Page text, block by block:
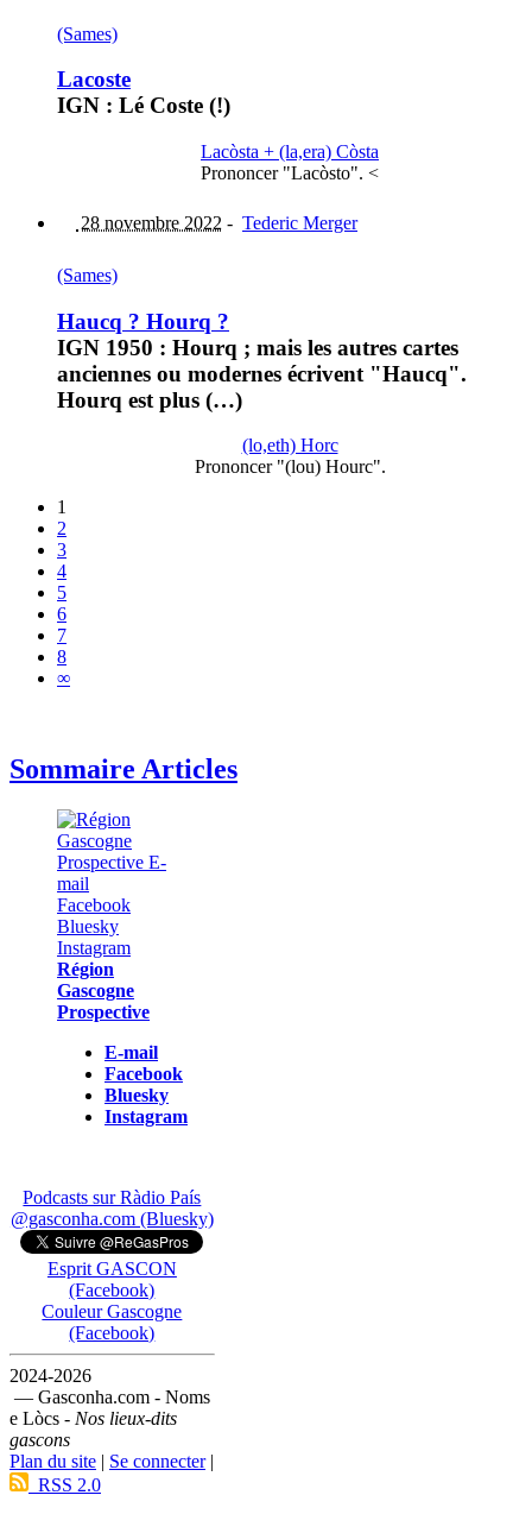
(Sames)
Lacoste
IGN : Lé Coste (!)
Lacòsta + (la,era) Còsta
Prononcer "Lacòsto". <
28 novembre 2022 - Tederic Merger
(Sames)
Haucq ? Hourq ?
IGN 1950 : Hourq ; mais les autres cartes
anciennes ou modernes écrivent "Haucq".
Hourq est plus (…)
(lo,eth) Horc
Prononcer "(lou) Hourc".
1
2
3
4
5
6
7
8
∞
Sommaire Articles
Région
Gascogne
Prospective
E-mail
Facebook
Bluesky
Instagram
Podcasts sur Ràdio País
@gasconha.com (Bluesky)
Esprit GASCON
(Facebook)
Couleur Gascogne
(Facebook)
2024-2026
— Gasconha.com - Noms
e Lòcs - Nos lieux-dits
gascons
Plan du site | Se connecter|
RSS 2.0